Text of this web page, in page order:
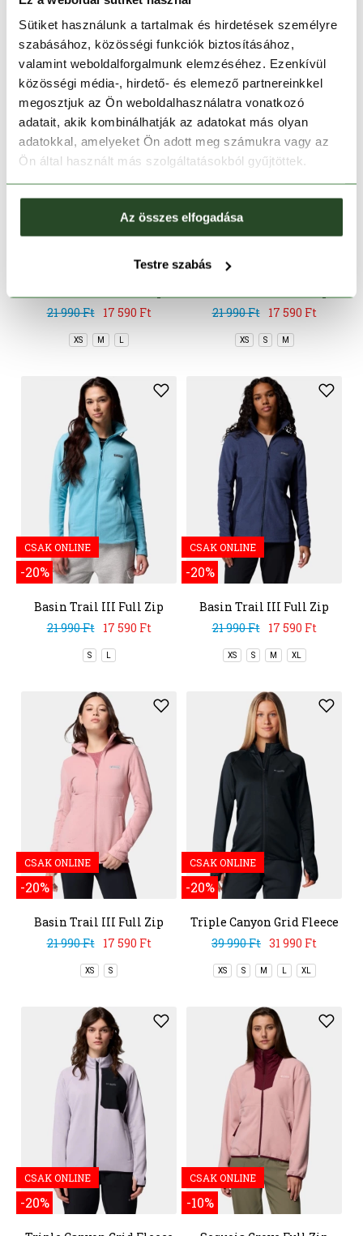
Sütiket használunk a tartalmak és hirdetések személyre
szabásához, közösségi funkciók biztosításához,
valamint weboldalforgalmunk elemzéséhez. Ezenkívül
közösségi média-, hirdető- és elemező partnereinkkel
megosztjuk az Ön weboldalhasználatra vonatkozó
adatait, akik kombinálhatják az adatokat más olyan
adatokkal, amelyeket Ön adott meg számukra vagy az
Ön által használt más szolgáltatásokból gyűjtöttek.
Az összes elfogadása
Testre szabás
XS S M L XS M
21 990 Ft
17 590 Ft
XS M L
-20%
21 990 Ft
17 590 Ft
XS S M
CSAK ONLINE
-20%
Basin Trail III Full Zip
21 990 Ft
17 590 Ft
S L
CSAK ONLINE
-20%
Basin Trail III Full Zip
21 990 Ft
17 590 Ft
XS S M XL
CSAK ONLINE
-20%
Basin Trail III Full Zip
21 990 Ft
17 590 Ft
XS S
CSAK ONLINE
-20%
Triple Canyon Grid Fleece
Full Zip
39 990 Ft 31 990 Ft
XS S M L XL
CSAK ONLINE
-20%
CSAK ONLINE
-10%